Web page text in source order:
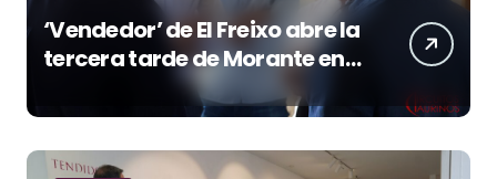
‘Vendedor’ de El Freixo abre la
tercera tarde de Morante en
la temporada portuense